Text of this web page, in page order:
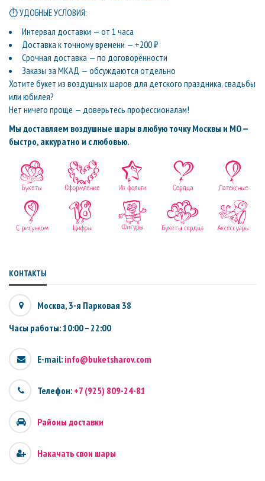
⏱ УДОБНЫЕ УСЛОВИЯ:
Интервал доставки — от 1 часа
Доставка к точному времени — +200 ₽
Срочная доставка — по договорённости
Заказы за МКАД — обсуждаются отдельно
Хотите букет из воздушных шаров для детского праздника, свадьбы
или юбилея?
Нет ничего проще — доверьтесь профессионалам!
Мы доставляем воздушные шары в любую точку Москвы и МО —
быстро, аккуратно и с любовью.
КОНТАКТЫ
Москва, 3-я Парковая 38
Часы работы: 10:00 – 22:00
E-mail: info@buketsharov.com
Телефон: +7 (925) 809-24-81
Районы доставки
Накачать свои шары